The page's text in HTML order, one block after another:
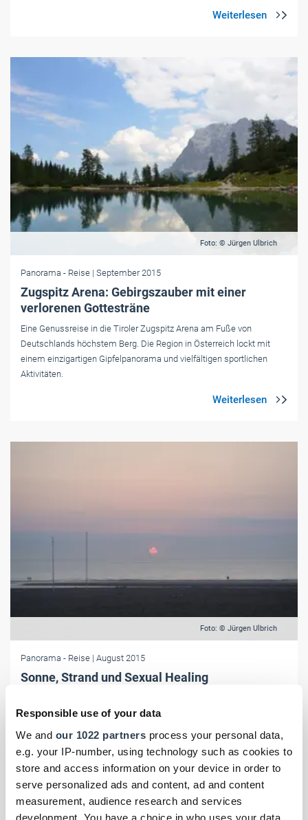
Responsible use of your data
We and our 1022 partners process your personal data,
e.g. your IP-number, using technology such as cookies to
store and access information on your device in order to
serve personalized ads and content, ad and content
measurement, audience research and services
development. You have a choice in who uses your data
Foto: © Jürgen Ulbrich
Panorama - Reise | September 2015
Zugspitz Arena: Gebirgszauber mit einer
verlorenen Gottesträne
Eine Genussreise in die Tiroler Zugspitz Arena am Fuße von
Deutschlands höchstem Berg. Die Region in Österreich lockt mit
einem einzigartigen Gipfelpanorama und vielfältigen sportlichen
Aktivitäten.
Foto: © Jürgen Ulbrich
Panorama - Reise | August 2015
Sonne, Strand und Sexual Healing
Seebäder und lädt zu einer ausgiebigen gastronomischen wie